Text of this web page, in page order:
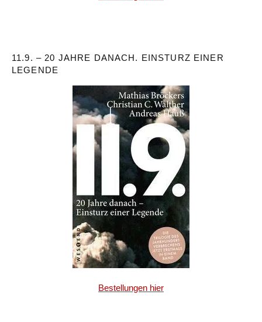
11.9. – 20 JAHRE DANACH. EINSTURZ EINER
LEGENDE
Bestellungen hier